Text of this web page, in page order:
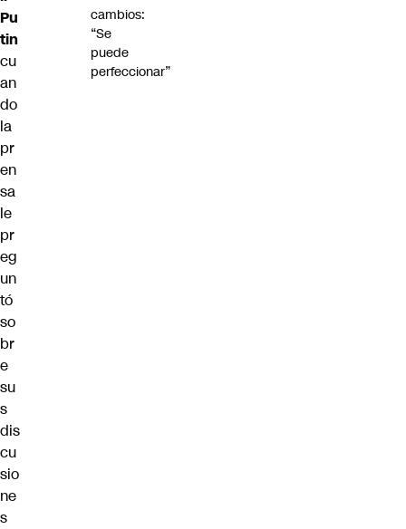
Pu
tin
cu
an
do
la
pr
en
sa
le
pr
eg
un
tó
so
br
e
su
s
dis
cu
sio
ne
s
cambios:
“Se
puede
perfeccionar”